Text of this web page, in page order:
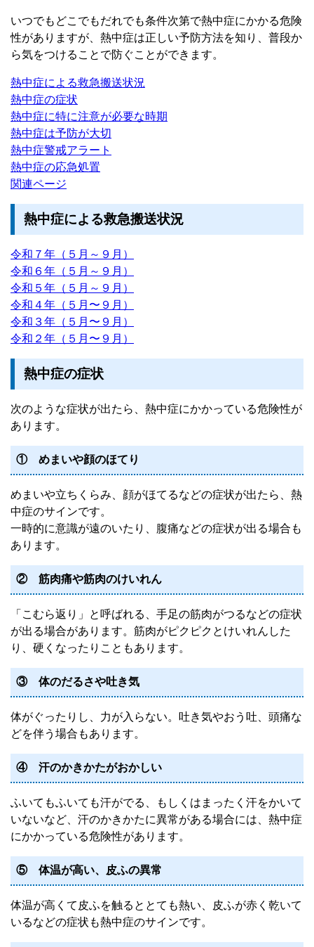
いつでもどこでもだれでも条件次第で熱中症にかかる危険
性がありますが、熱中症は正しい予防方法を知り、普段か
ら気をつけることで防ぐことができます。
熱中症による救急搬送状況
熱中症の症状
熱中症に特に注意が必要な時期
熱中症は予防が大切
熱中症警戒アラート
熱中症の応急処置
関連ページ
熱中症による救急搬送状況
令和７年（５月～９月）
令和６年（５月～９月）
令和５年（５月～９月）
令和４年（５月〜９月）
令和３年（５月〜９月）
令和２年（５月〜９月）
熱中症の症状
次のような症状が出たら、熱中症にかかっている危険性が
あります。
① めまいや顔のほてり
めまいや立ちくらみ、顔がほてるなどの症状が出たら、熱
中症のサインです。
一時的に意識が遠のいたり、腹痛などの症状が出る場合も
あります。
② 筋肉痛や筋肉のけいれん
「こむら返り」と呼ばれる、手足の筋肉がつるなどの症状
が出る場合があります。筋肉がピクピクとけいれんした
り、硬くなったりこともあります。
③ 体のだるさや吐き気
体がぐったりし、力が入らない。吐き気やおう吐、頭痛な
どを伴う場合もあります。
④ 汗のかきかたがおかしい
ふいてもふいても汗がでる、もしくはまったく汗をかいて
いないなど、汗のかきかたに異常がある場合には、熱中症
にかかっている危険性があります。
⑤ 体温が高い、皮ふの異常
体温が高くて皮ふを触るととても熱い、皮ふが赤く乾いて
いるなどの症状も熱中症のサインです。